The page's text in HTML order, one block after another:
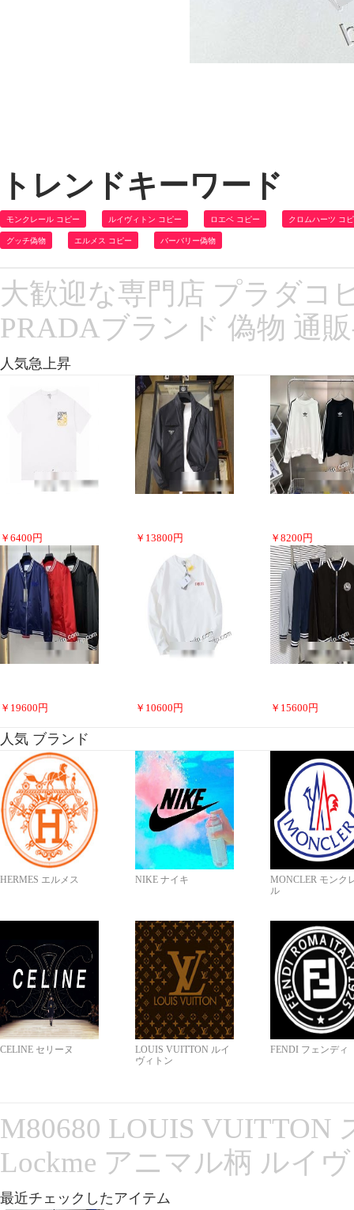
トレンドキーワード
モンクレール コピー ルイヴィトン コピー ロエベ コピー クロムハーツ コ
グッチ偽物 エルメス コピー バーバリー偽物
大歓迎な専門店 プラダコ
PRADAブランド 偽物 通
人気急上昇
￥ 6400 円 ￥ 13800 円 ￥ 8200 円
￥ 19600 円 ￥ 10600 円 ￥ 15600 円
人気 ブランド
HERMES エルメス NIKE ナイキ
MONCLER モンク
ル
CELINE セリーヌ
LOUIS VUITTON ルイ
ヴィトン
FENDI フェンディ
M80680 LOUIS VUITTON
Lockme アニマル柄 ルイ
最近チェックしたアイテム